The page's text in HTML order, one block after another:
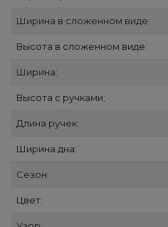
Ширина в сложенном виде:
Высота в сложенном виде:
Ширина:
Высота с ручками:
Длина ручек:
Ширина дна:
Сезон:
Цвет: